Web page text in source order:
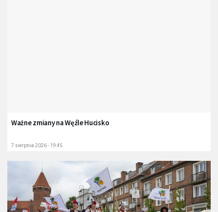
Ważne zmiany na Węźle Hucisko
7 sierpnia 2026 - 19:45